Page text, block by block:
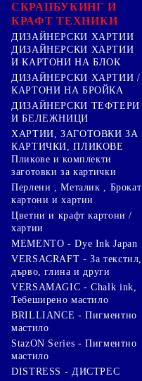
СКРАПБУКИНГ И
КРАФТ ТЕХНИКИ
ДИЗАЙНЕРСКИ ХАРТИИ
ДИЗАЙНЕРСКИ ХАРТИИ
И КАРТОНИ НА БЛОК
ДИЗАЙНЕРСКИ ХАРТИИ /
КАРТОНИ НА БРОЙКА
ДИЗАЙНЕРСКИ ТЕФТЕРИ
И БЕЛЕЖНИЦИ
ХАРТИИ, ЗАГОТОВКИ ЗА
КАРТИЧКИ, ПЛИКОВЕ
Пликове и комплекти
заготовки за картички
Перлени , Металик , Брокат
картони и хартии
Цветни и крафт картони /
хартии
MEMENTO - Dye Ink Japan
VERSACRAFT - За текстил,
дърво, глина и други
VERSAMAGIC - Chalk ink,
Тебеширено мастило
BRILLIANCE - Пигментно
мастило
StazON Series - Пигментно
мастило
DISTRESS - ДИСТРЕС